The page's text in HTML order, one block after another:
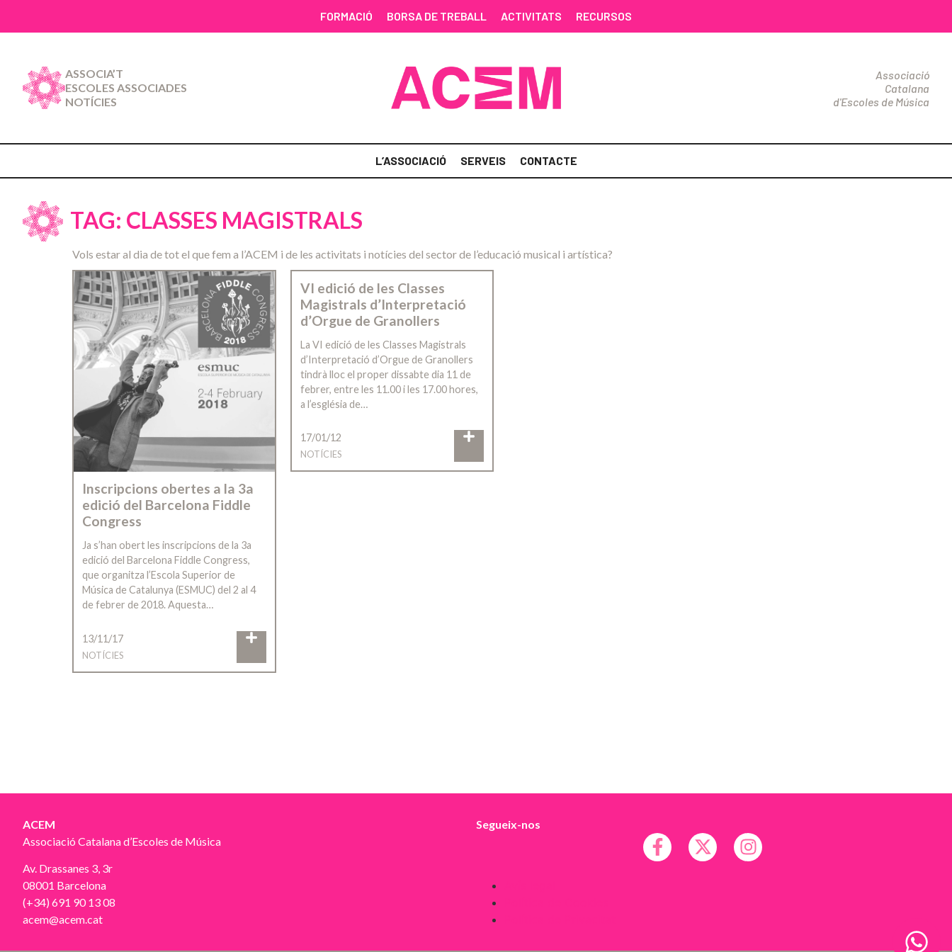
FORMACIÓ BORSA DE TREBALL ACTIVITATS RECURSOS
ASSOCIA’T
ESCOLES ASSOCIADES
NOTÍCIES
Associació
Catalana
d'Escoles de Música
L’ASSOCIACIÓ SERVEIS CONTACTE
TAG: CLASSES MAGISTRALS
Vols estar al dia de tot el que fem a l’ACEM i de les activitats i notícies del sector de l’educació musical i artística?
Inscripcions obertes a la 3a
edició del Barcelona Fiddle
Congress
Ja s’han obert les inscripcions de la 3a
edició del Barcelona Fiddle Congress,
que organitza l’Escola Superior de
Música de Catalunya (ESMUC) del 2 al 4
de febrer de 2018. Aquesta…
13/11/17
NOTÍCIES
VI edició de les Classes
Magistrals d’Interpretació
d’Orgue de Granollers
La VI edició de les Classes Magistrals
d’Interpretació d’Orgue de Granollers
tindrà lloc el proper dissabte dia 11 de
febrer, entre les 11.00 i les 17.00 hores,
a l’església de…
17/01/12
NOTÍCIES
ACEM
Associació Catalana d’Escoles de Música
Av. Drassanes 3, 3r
08001 Barcelona
(+34) 691 90 13 08
acem@acem.cat
Segueix-nos